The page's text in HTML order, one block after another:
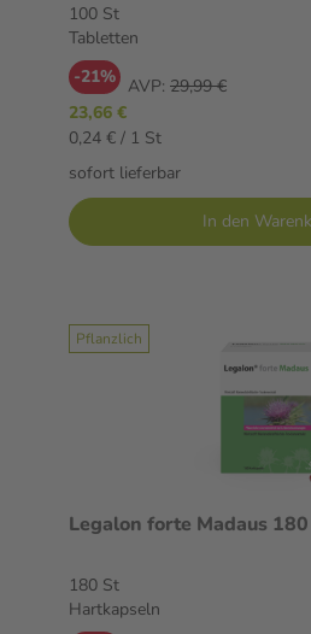
100 St
Tabletten
-21% AVP: 29,99 €
23,66 €
0,24 € / 1 St
sofort lieferbar
In den
Pflanzlich
Legalon forte Madaus
180 St
Hartkapseln